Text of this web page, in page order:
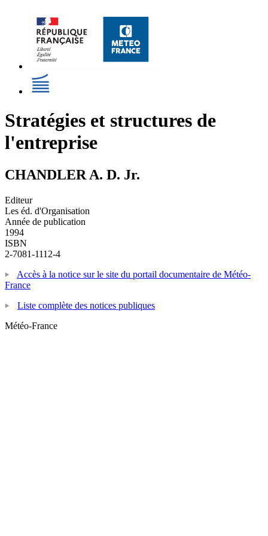
Stratégies et structures de
l'entreprise
CHANDLER A. D. Jr.
Editeur
Les éd. d'Organisation
Année de publication
1994
ISBN
2-7081-1112-4
Accès à la notice sur le site du portail documentaire de Météo-
France
Liste complète des notices publiques
Météo-France